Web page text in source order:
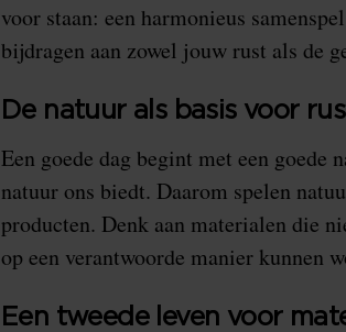
voor staan: een harmonieus
bijdragen aan zowel jouw rust als de
De natuur als basis voor
Een goede dag begint met een goede
natuur ons biedt. Daarom spelen
producten. Denk aan materialen die
op een verantwoorde manier kunnen
Een tweede leven voor